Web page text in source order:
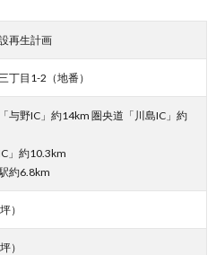
再生計画
丁目1-2（地番）
与野IC」約14km 圏央道「川島IC」約
」約10.3km
約6.8km
）
）